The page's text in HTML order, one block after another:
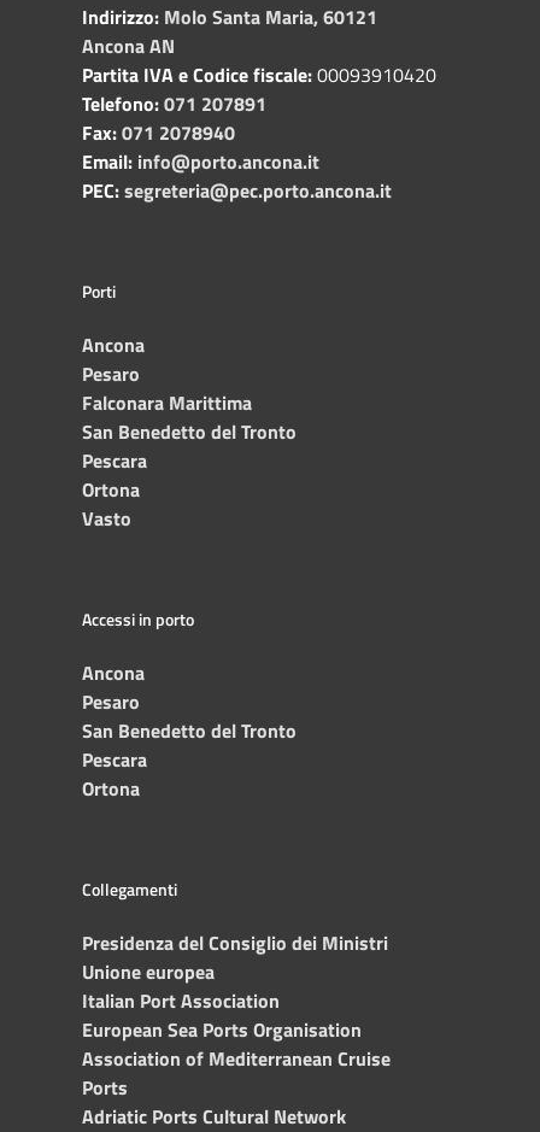
Indirizzo: Molo Santa Maria, 60121
Ancona AN
Partita IVA e Codice fiscale:00093910420
Telefono:071 207891
Fax:071 2078940
Email: info@porto.ancona.it
PEC:segreteria@pec.porto.ancona.it
Porti
Ancona
Pesaro
Falconara Marittima
San Benedetto del Tronto
Pescara
Ortona
Vasto
Accessi in porto
Ancona
Pesaro
San Benedetto del Tronto
Pescara
Ortona
Collegamenti
Presidenza del Consiglio dei Ministri
Unione europea
Italian Port Association
European Sea Ports Organisation
Association of Mediterranean Cruise
Ports
Adriatic Ports Cultural Network